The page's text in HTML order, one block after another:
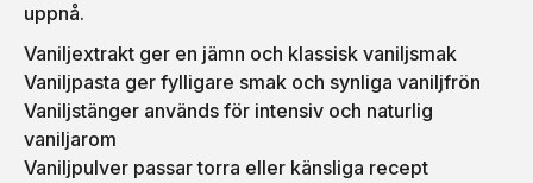
uppnå.
Vaniljextrakt ger en jämn och klassisk vaniljsmak
Vaniljpasta ger fylligare smak och synliga vaniljfrön
Vaniljstänger används för intensiv och naturlig
vaniljarom
Vaniljpulver passar torra eller känsliga recept